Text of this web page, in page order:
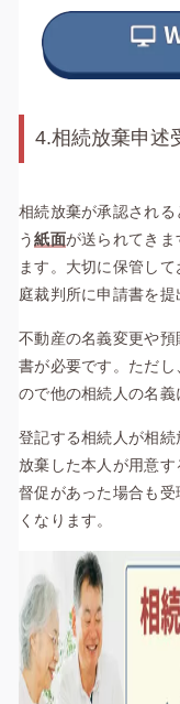
4.相続放棄申述
相続放棄が承認され
う紙面が送られてきま
ます。大切に保管し
庭裁判所に申請書を提
不動産の名義変更や
書が必要です。ただ
ので他の相続人の名義
登記する相続人が相
放棄した本人が用意
督促があった場合も
くなります。